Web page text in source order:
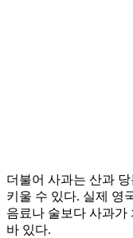
더불어 사과는 산과
키울 수 있다. 실제 영
음료나 술보다 사과가
바 있다.